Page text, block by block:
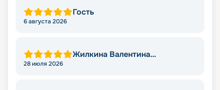
Гость
6 августа 2026
Жилкина Валентина
28 июля 2026